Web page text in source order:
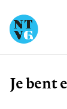
Je bent